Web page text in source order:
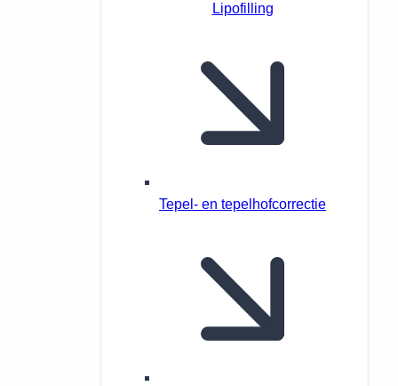
Lipofilling
Tepel- en tepelhofcorrectie